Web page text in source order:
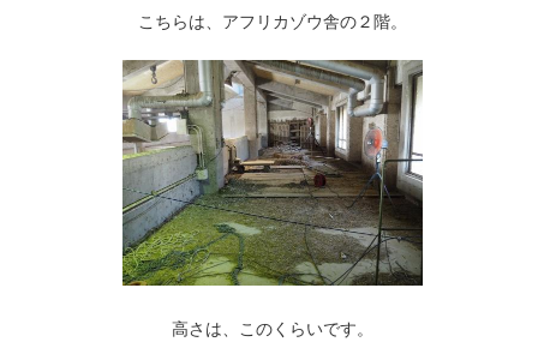
こちらは、アフリカゾウ舎の２階。
高さは、このくらいです。